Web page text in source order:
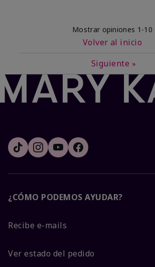
Mostrar opiniones 1-10
Volver al inicio
Siguiente »
¿CÓMO PODEMOS AYUDAR?
Recibe e-mails
Ver estado del pedido